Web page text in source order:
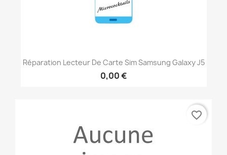
Réparation Lecteur De Carte Sim Samsung Galaxy J5
0,00 €
favorite_border